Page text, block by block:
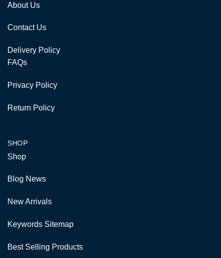
About Us
Contact Us
Delivery Policy
FAQs
Privacy Policy
Return Policy
SHOP
Shop
Blog News
New Arrivals
Keywords Sitemap
Best Selling Products